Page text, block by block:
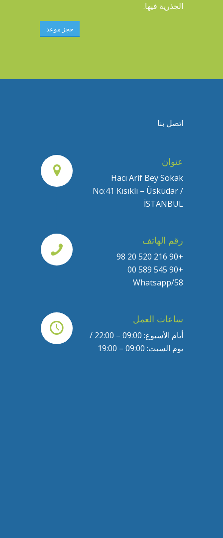
الجذرية فيها.
حجز موعد
اتصل بنا
عنوان
Hacı Arif Bey Sokak
No:41 Kısıklı – Üsküdar /
İSTANBUL
رقم الهاتف
+90 216 520 20 98
+90 545 589 00
58/Whatsapp
ساعات العمل
أيام الأسبوع: 09:00 – 22:00 /
يوم السبت: 09:00 – 19:00